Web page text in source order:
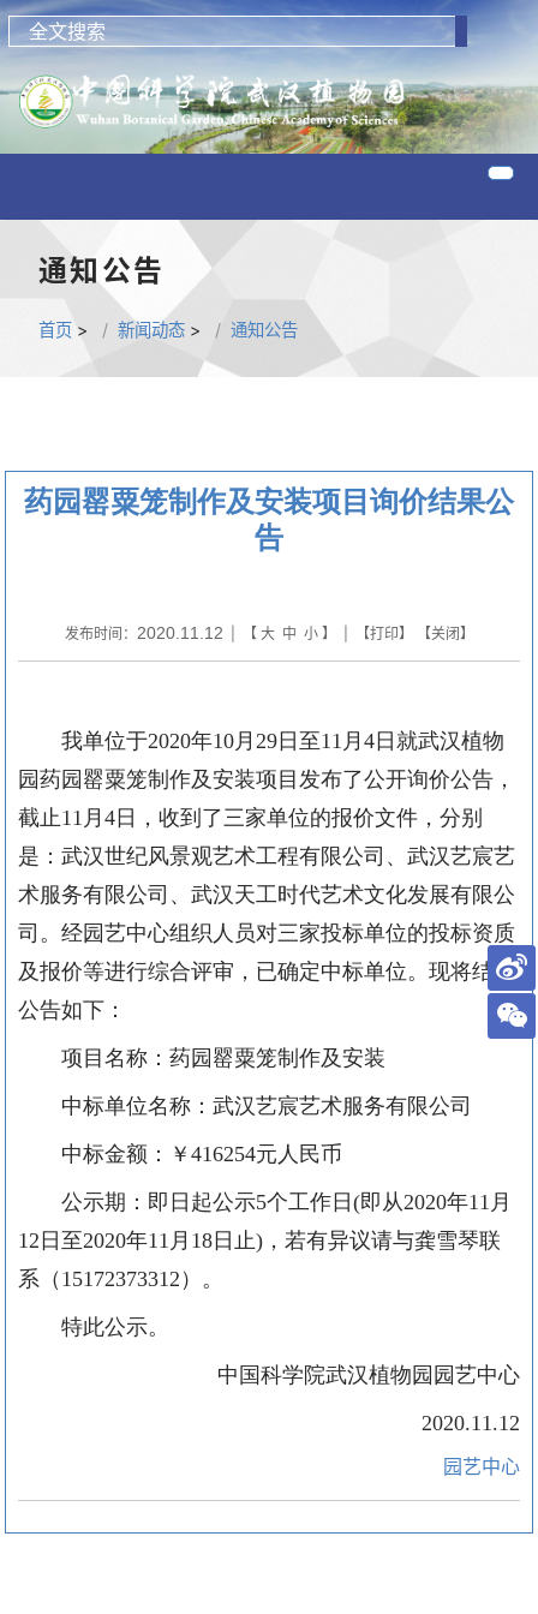
通知公告
首页 > 新闻动态 > 通知公告
药园罂粟笼制作及安装项目询价结果公
告
发布时间： 2020.11.12 | 【 大 中 小】 | 【打印】 【关闭】
我单位于2020年10月29日至11月4日就武汉植物
园药园罂粟笼制作及安装项目发布了公开询价公告，
截止11月4日，收到了三家单位的报价文件，分别
是：武汉世纪风景观艺术工程有限公司、武汉艺宸艺
术服务有限公司、武汉天工时代艺术文化发展有限公
司。经园艺中心组织人员对三家投标单位的投标资质
及报价等进行综合评审，已确定中标单位。现将结果
公告如下：
项目名称：药园罂粟笼制作及安装
中标单位名称：武汉艺宸艺术服务有限公司
中标金额：￥416254元人民币
公示期：即日起公示5个工作日(即从2020年11月
12日至2020年11月18日止)，若有异议请与龚雪琴联
系（15172373312）。
特此公示。
中国科学院武汉植物园园艺中心
2020.11.12
园艺中心